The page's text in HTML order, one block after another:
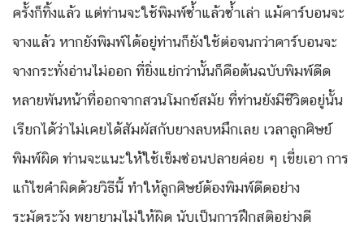
ครั้งก็ทิ้งแล้ว แต่ท่านจะใช้พิมพ์ซ้ำแล้วซ้ำเล่า แม้คาร์บอนจะ
จางแล้ว หากยังพิมพ์ได้อยู่ท่านก็ยังใช้ต่อจนกว่าคาร์บอนจะ
จางกระทั่งอ่านไม่ออก ที่ยิ่งแย่กว่านั้นก็คือต้นฉบับพิมพ์ดีด
หลายพันหน้าที่ออกจากสวนโมกข์สมัย ที่ท่านยังมีชีวิตอยู่นั้น
เรียกได้ว่าไม่เคยได้สัมผัสกับยางลบหมึกเลย เวลาลูกศิษย์
พิมพ์ผิด ท่านจะแนะให้ใช้เข็มซ่อนปลายค่อย ๆ เขี่ยเอา การ
แก้ไขคำผิดด้วยวิธีนี้ ทำให้ลูกศิษย์ต้องพิมพ์ดีดอย่าง
ระมัดระวัง พยายามไม่ให้ผิด นับเป็นการฝึกสติอย่างดี